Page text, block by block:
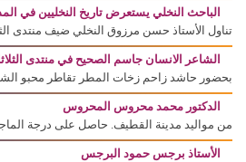
الباحث النخلي يستعرض تاريخ النخليين في
تناول الأستاذ حسن مرزوق النخلي ضيف منتدى
الشاعر الانسان جاسم الصحيح في منتدى
بحضور حاشد زاحم زخات المطر تقاطر محبو
الدكتور محمد محروس المحروس
من مواليد مدينة القطيف. حاصل على درجة
الأستاذ برجس حمود البرجس